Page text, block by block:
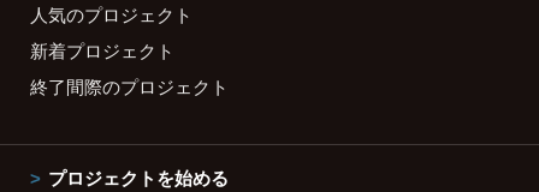
人気のプロジェクト
新着プロジェクト
終了間際のプロジェクト
プロジェクトを始める